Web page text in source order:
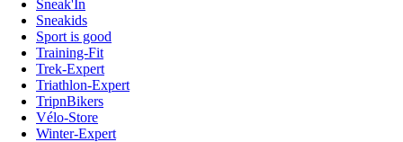
Sneak'In
Sneakids
Sport is good
Training-Fit
Trek-Expert
Triathlon-Expert
TripnBikers
Vélo-Store
Winter-Expert